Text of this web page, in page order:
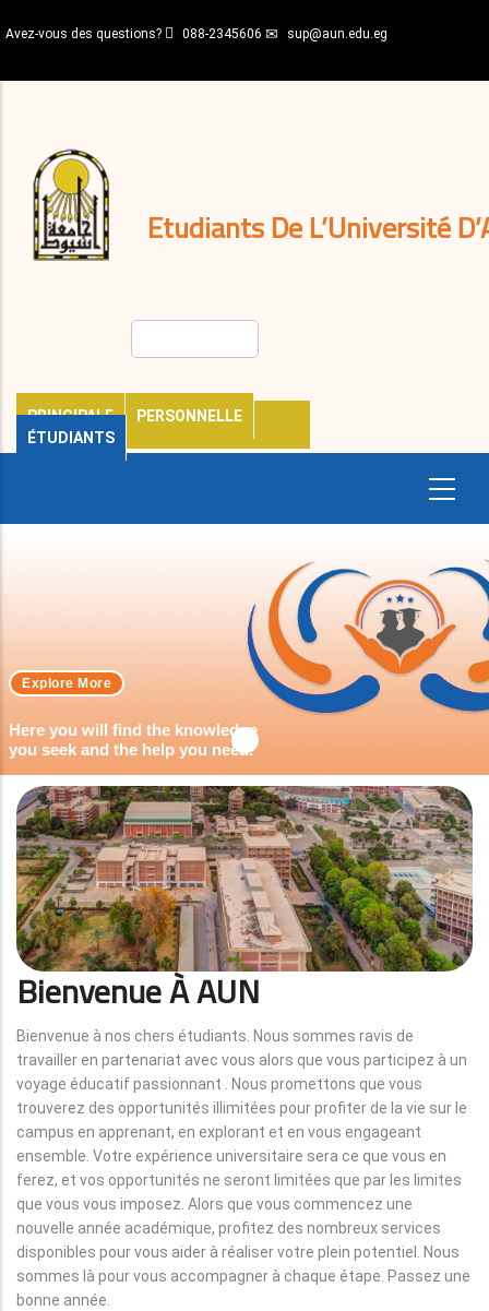
au
principal
Avez-vous des questions? 088-2345606 sup@aun.edu.eg
Etudiants De L’Université
PRINCIPALE
PERSONNELLE
ÉTUDIANTS
décisions
Expatriés
Journal
Here you will find the knowledge
you seek and the help you need.
Explore More
Bienvenue À AUN
Bienvenue à nos chers étudiants. Nous sommes ravis de
travailler en partenariat avec vous alors que vous participez à un
voyage éducatif passionnant . Nous promettons que vous
trouverez des opportunités illimitées pour profiter de la vie sur le
campus en apprenant, en explorant et en vous engageant
ensemble. Votre expérience universitaire sera ce que vous en
ferez, et vos opportunités ne seront limitées que par les limites
que vous vous imposez. Alors que vous commencez une
nouvelle année académique, profitez des nombreux services
disponibles pour vous aider à réaliser votre plein potentiel. Nous
sommes là pour vous accompagner à chaque étape. Passez une
bonne année.